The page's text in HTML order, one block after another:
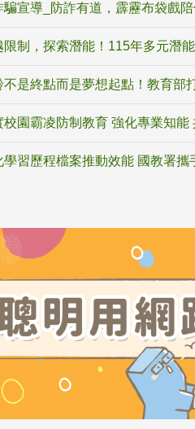
騙宣導_防詐有道，霹靂布袋戲
限制，探索潛能！115年多元潛
不是終點而是夢想起點！教育部
校園霸凌防制教育 強化專業知能
學習歷程檔案推動效能 國教署